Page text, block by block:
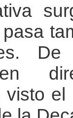
visto